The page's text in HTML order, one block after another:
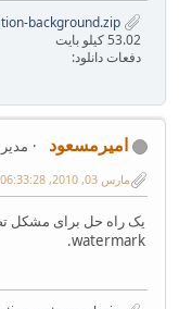
53.02 کیلو بایت
دفعات دانلود:
امیرمسعود
مدیر
مارس 03, 2010, 06:33:28 بعد از ظهر
یک راه حل برای مشکل
watermark.